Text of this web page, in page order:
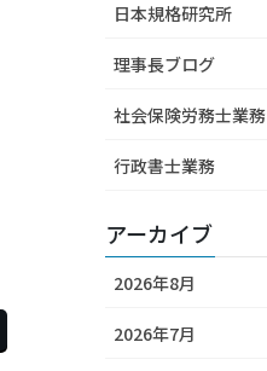
日本規格研究所
理事長ブログ
社会保険労務士業務
行政書士業務
アーカイブ
2026年8月
2026年7月